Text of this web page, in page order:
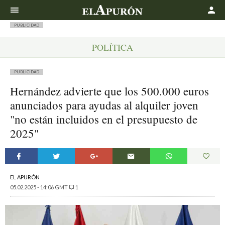
PUBLICIDAD
POLÍTICA
PUBLICIDAD
Hernández advierte que los 500.000 euros
anunciados para ayudas al alquiler joven
"no están incluidos en el presupuesto de
2025"
EL APURÓN
05.02.2025 - 14:06 GMT
1